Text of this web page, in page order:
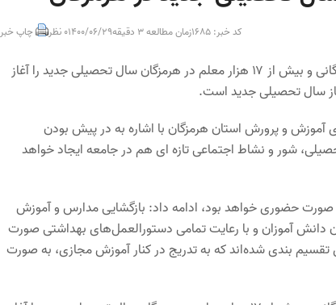
کد خبر: 1685 زمان مطالعه 3 دقیقه 1400/06/290 نظر چاپ خبر
استاندار هرمزگان گفت: از اول مهر سال جاری، ۴۰۵ هزار و ۸۳۲ دانش آموز هرمزگانی و بیش از ۱۷ هزار معلم در هرمزگان سال تحصیلی جدید را آغاز
سال تحصیلی جدید است.
و پرورش استان هرمزگان با اشاره به در پیش بودن
کرد: همزمان با آغاز سال تحصیلی، شور و نشاط اجتماعی تازه ای هم در جامعه ایجاد خواهد
حضوری خواهد بود، ادامه داد: بازگشایی مدارس و آموزش
دانش آموزان و با رعایت تمامی دستورالعمل‌های بهداشتی صورت
بندی شده‌اند که به تدریج در کنار آموزش مجازی، به صورت